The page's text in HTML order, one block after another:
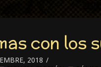
con los
2018